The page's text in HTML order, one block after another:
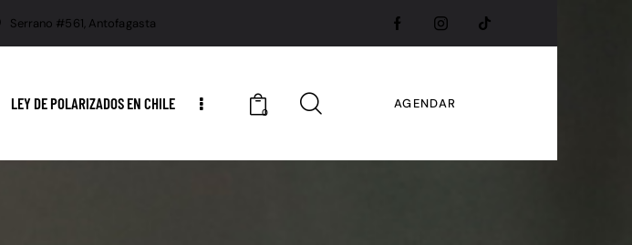
Serrano #561, Antofagasta
LEY DE POLARIZADOS EN CHILE
0
AGENDAR